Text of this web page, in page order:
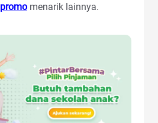
promo menarik lainnya.